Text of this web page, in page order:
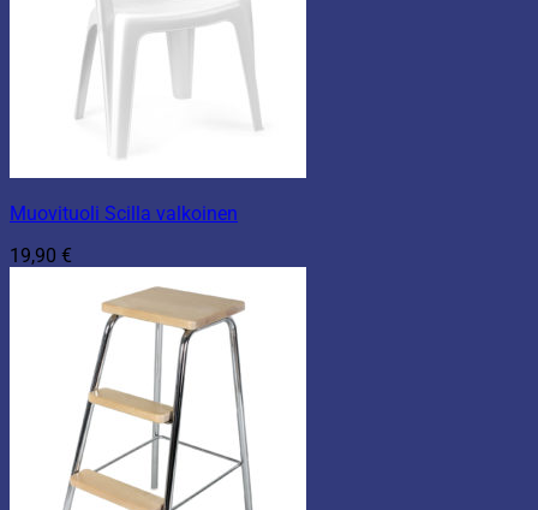
Muovituoli Scilla valkoinen
19,90 €